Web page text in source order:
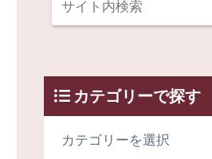
カテゴリーで探す